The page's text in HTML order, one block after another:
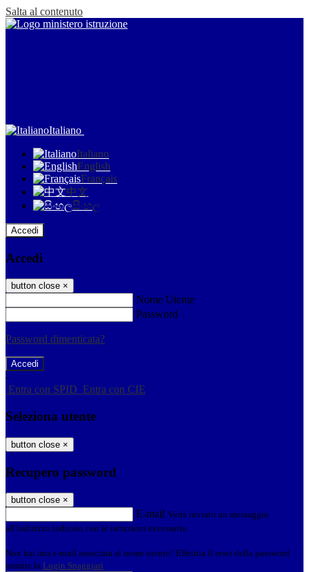
Salta al contenuto
Italiano
Italiano
English
Français
中文
සිංහල
Accedi
Accedi
button close ×
Nome Utente
Password
Password dimenticata?
-
Entra con SPID Entra con CIE
Seleziona utente
button close ×
Recupero password
button close ×
E-mail Verrà inviato un messaggio
all'indirizzo indicato con le istruzioni necessarie.
Non hai una e-mail associata al nome utente? Effettua il reset della password
tramite la Login Spaggiari